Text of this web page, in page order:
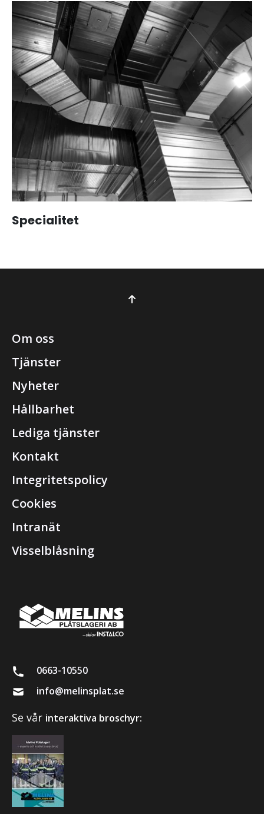
Specialitet
0663-10550
info@melinsplat.se
Se vår interaktiva broschyr:
Om oss
Tjänster
Nyheter
Hållbarhet
Lediga tjänster
Kontakt
Integritetspolicy
Cookies
Intranät
Visselblåsning